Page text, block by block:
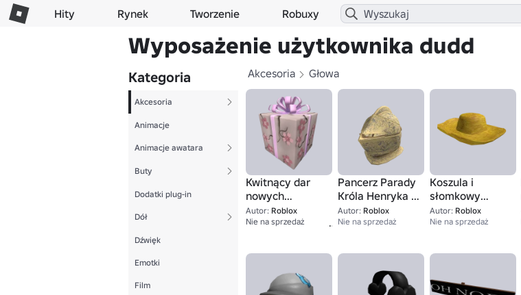
Hity Rynek Tworzenie Robuxy
Wyposażenie użytkownika dudd
Kategoria
Akcesoria
Animacje
Animacje awatara
Buty
Dodatki plug-in
Dół
Dźwięk
Emotki
Film
Akcesoria Głowa
Kwitnący dar
nowych
początków
Autor: Roblox
Nie na sprzedaż
1
Pancerz Parady
Króla Henryka II
Francji -
Kapelusz
Autor: Roblox
Nie na sprzedaż
Koszula i
słomkowy
kapelusz Van
Gogha -
Autor: Roblox
Nie na sprzedaż